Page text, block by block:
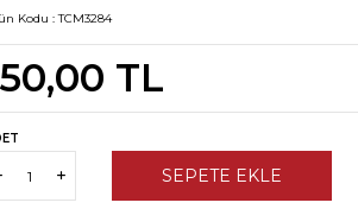
Kodu :TCM3284
TL
SEPETE EKLE